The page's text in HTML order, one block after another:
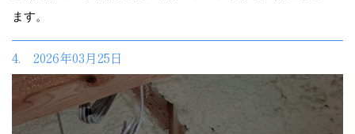
ます。
4. 2026年03月25日